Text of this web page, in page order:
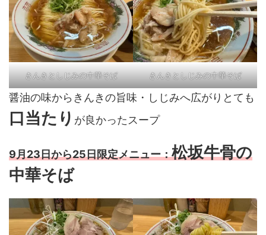
きんきとしじみの中華そば きんきとしじみの中華そば
醤油の味からきんきの旨味・しじみへ広がりとても
口当たり が良かったスープ
9月23日から25日限定メニュー：松坂牛骨の
中華そば